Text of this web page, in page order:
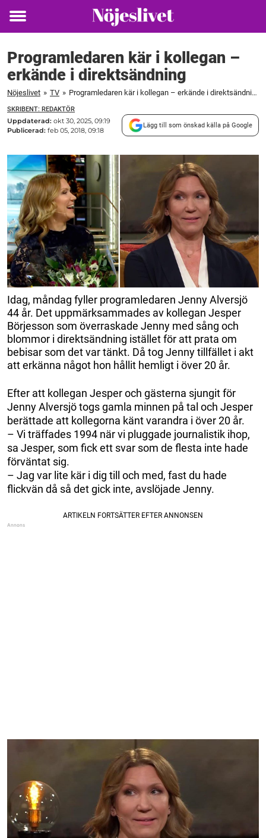
Toggle
Programledaren kär i kollegan –
erkände i direktsändning
Nöjeslivet » TV » Programledaren kär i kollegan – erkände i direktsändning
SKRIBENT: REDAKTÖR
Uppdaterad: okt 30, 2025, 09:19
Publicerad: feb 05, 2018, 09:18
Lägg till som önskad källa på Google
Idag, måndag fyller programledaren Jenny Alversjö
44 år. Det uppmärksammades av kollegan Jesper
Börjesson som överraskade Jenny med sång och
blommor i direktsändning istället för att prata om
bebisar som det var tänkt. Då tog Jenny tillfället i akt
att erkänna något hon hållit hemligt i över 20 år.
Efter att kollegan Jesper och gästerna sjungit för
Jenny Alversjö togs gamla minnen på tal och Jesper
berättade att kollegorna känt varandra i över 20 år.
– Vi träffades 1994 när vi pluggade journalistik ihop,
sa Jesper, som fick ett svar som de flesta inte hade
förväntat sig.
– Jag var lite kär i dig till och med, fast du hade
flickvän då så det gick inte, avslöjade Jenny.